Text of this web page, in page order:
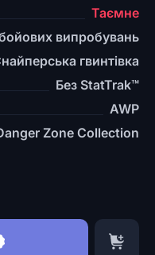
Таємне
випробувань
гвинтівка
Без StatTrak™
AWP
Zone Collection